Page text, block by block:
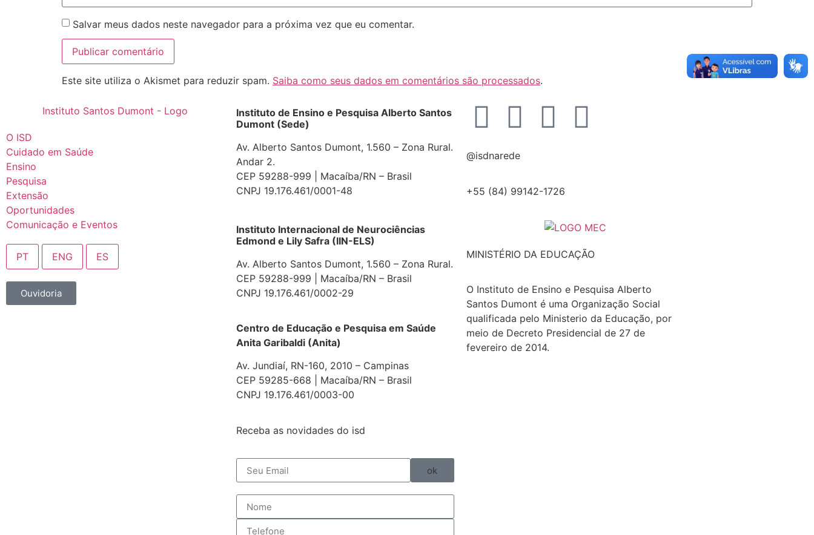
Salvar meus dados neste navegador para a próxima vez que eu comentar.
Este site utiliza o Akismet para reduzir spam. Saiba como seus dados em comentários são processados.
O ISD
Cuidado em Saúde
Ensino
Pesquisa
Extensão
Oportunidades
Comunicação e Eventos
PT ENG ES
Ouvidoria
Instituto de Ensino e Pesquisa Alberto Santos
Dumont (Sede)
Av. Alberto Santos Dumont, 1.560 – Zona Rural.
Andar 2.
CEP 59288-999 | Macaíba/RN – Brasil
CNPJ 19.176.461/0001-48
Instituto Internacional de Neurociências
Edmond e Lily Safra (IIN-ELS)
Av. Alberto Santos Dumont, 1.560 – Zona Rural.
CEP 59288-999 | Macaíba/RN – Brasil
CNPJ 19.176.461/0002-29
Centro de Educação e Pesquisa em Saúde
Anita Garibaldi (Anita)
Av. Jundiaí, RN-160, 2010 – Campinas
CEP 59285-668 | Macaíba/RN – Brasil
CNPJ 19.176.461/0003-00
Receba as novidades do isd
ok
@isdnarede
+55 (84) 99142-1726
MINISTÉRIO DA EDUCAÇÃO
O Instituto de Ensino e Pesquisa Alberto
Santos Dumont é uma Organização Social
qualificada pelo Ministerio da Educação, por
meio de Decreto Presidencial de 27 de
fevereiro de 2014.